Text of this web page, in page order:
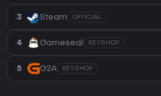
3 Steam OFFICIAL
4 Gameseal KEYSHOP
5 G2A KEYSHOP